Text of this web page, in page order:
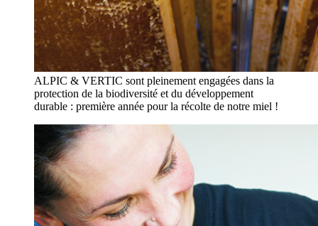
ALPIC & VERTIC sont pleinement engagées dans la
protection de la biodiversité et du développement
durable : première année pour la récolte de notre miel !